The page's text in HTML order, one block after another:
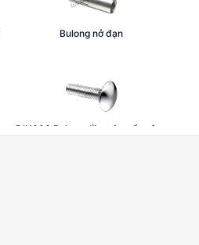
Bulong nở đạn
DIN603 Bulong đầu tròn cổ vuông